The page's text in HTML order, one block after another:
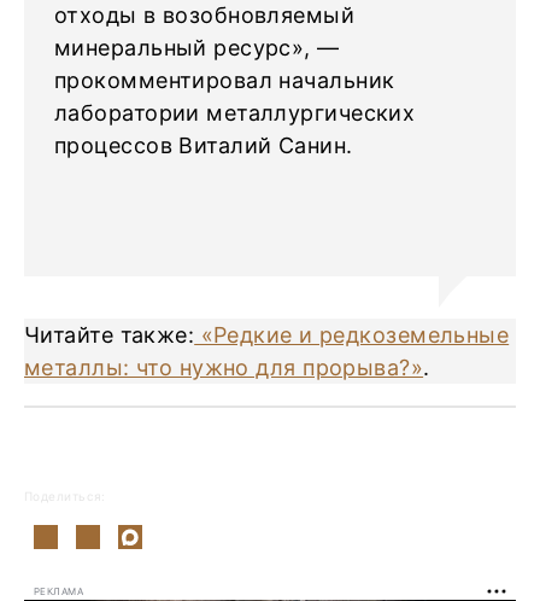
отходы в возобновляемый
минеральный ресурс», —
прокомментировал начальник
лаборатории металлургических
процессов Виталий Санин.
Читайте также: «Редкие и редкоземельные
металлы: что нужно для прорыва?».
Поделиться:
РЕКЛАМА